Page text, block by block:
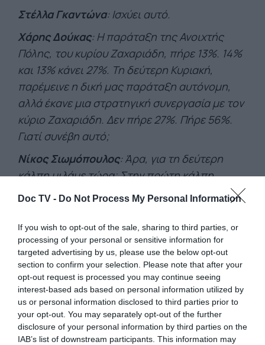
Doc TV - Do Not Process My Personal Information
If you wish to opt-out of the sale, sharing to third parties, or
processing of your personal or sensitive information for
targeted advertising by us, please use the below opt-out
section to confirm your selection. Please note that after your
opt-out request is processed you may continue seeing
interest-based ads based on personal information utilized by
us or personal information disclosed to third parties prior to
your opt-out. You may separately opt-out of the further
disclosure of your personal information by third parties on the
IAB’s list of downstream participants. This information may
Στέλλα Γκαντώνα: Ισχύει αυτό.
Χάρης Δούκας: Η παράταξη της Ανοιχτής
Πόλης, του κυρίου Ζαχαριάδη, πήρε 13%. 14%
και 13% κάνει 27%. Τη δεύτερη Κυριακή,
παρέμεινε η δική μας παράταξη αυτόνομη,
αλλά έκανε μια στρατηγική συνεργασία με τον
κύριο Ζαχαριάδη. Δεν πήρε 27%. Πήρε 56%.
Γιατί συνέβη αυτό;
Νίκος Σιωμόπουλος: Άρα, για τη δεύτερη
κάλπη μιλάμε τώρα; Στην πρώτη κάλπη
κατεβαίνετε αυτόνομοι…στη δεύτερη κάλπη,
«παιδιά, θα πάμε με ένα ψηφοδέλτιο»;
Χάρης Δούκας: Έχουμε πει σαν ΠΑΣΟΚ ότι
ζητάμε προοδευτική διακυβέρνηση.
Νίκος Σιωμόπουλος: Ναι.
Χάρης Δούκας: Να είμαστε εμείς καταλύτης.
Νίκος Σιωμόπουλος: Με αρχηγό ποιον;
Χάρης Δούκας: Νομίζω ότι το ποιος θα είναι